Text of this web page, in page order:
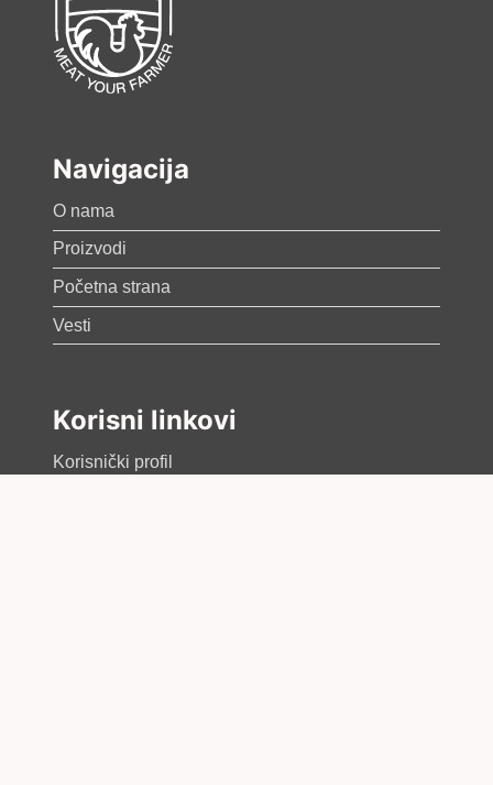
Navigacija
O nama
Proizvodi
Početna strana
Vesti
Korisni linkovi
Korisnički profil